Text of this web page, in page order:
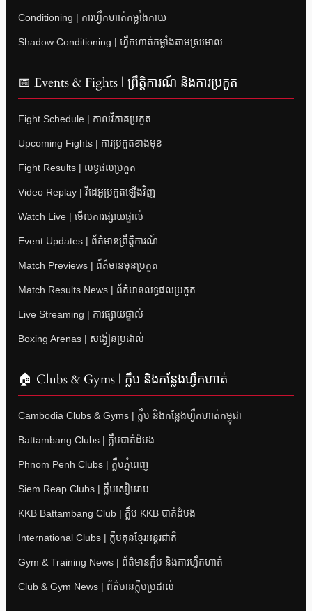
Conditioning | ការហ្វឹកហាត់កម្លាំងកាយ
Shadow Conditioning | ហ្វឹកហាត់កម្លាំងតាមស្រមោល
📅 Events & Fights | ព្រឹត្តិការណ៍ និងការប្រកួត
Fight Schedule | កាលវិភាគប្រកួត
Upcoming Fights | ការប្រកួតខាងមុខ
Fight Results | លទ្ធផលប្រកួត
Video Replay | វីដេអូប្រកួតឡើងវិញ
Watch Live | មើលការផ្សាយផ្ទាល់
Event Updates | ព័ត៌មានព្រឹត្តិការណ៍
Match Previews | ព័ត៌មានមុនប្រកួត
Match Results News | ព័ត៌មានលទ្ធផលប្រកួត
Live Streaming | ការផ្សាយផ្ទាល់
Boxing Arenas | សង្វៀនប្រដាល់
🏠 Clubs & Gyms | ក្លឹប និងកន្លែងហ្វឹកហាត់
Cambodia Clubs & Gyms | ក្លឹប និងកន្លែងហ្វឹកហាត់កម្ពុជា
Battambang Clubs | ក្លឹបបាត់ដំបង
Phnom Penh Clubs | ក្លឹបភ្នំពេញ
Siem Reap Clubs | ក្លឹបសៀមរាប
KKB Battambang Club | ក្លឹប KKB បាត់ដំបង
International Clubs | ក្លឹបគុនខ្មែរអន្តរជាតិ
Gym & Training News | ព័ត៌មានក្លឹប និងការហ្វឹកហាត់
Club & Gym News | ព័ត៌មានក្លឹបប្រដាល់